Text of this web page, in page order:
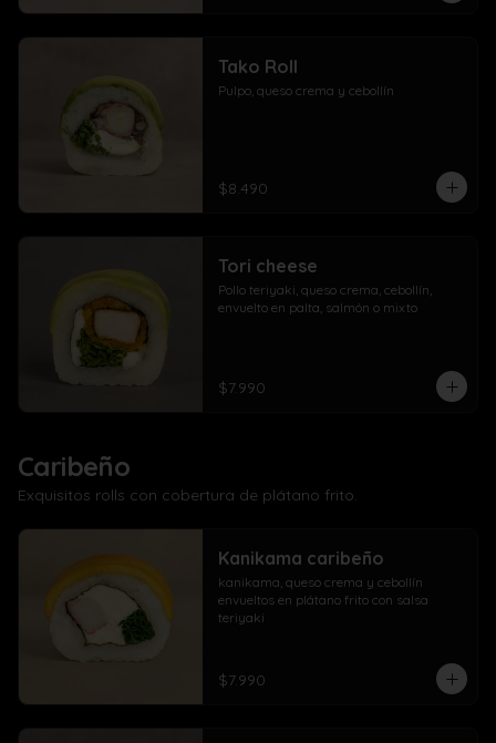
Tako Roll
Pulpo, queso crema y cebollín
$8.490
Tori cheese
Pollo teriyaki, queso crema, cebollín,
envuelto en palta, salmón o mixto
$7.990
Caribeño
Exquisitos rolls con cobertura de plátano frito.
Kanikama caribeño
kanikama, queso crema y cebollín
envueltos en plátano frito con salsa
teriyaki
$7.990